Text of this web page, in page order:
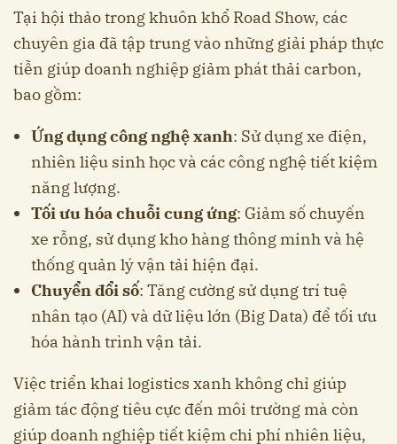
Tại hội thảo trong khuôn khổ Road Show, các
chuyên gia đã tập trung vào những giải pháp thực
tiễn giúp doanh nghiệp giảm phát thải carbon,
bao gồm:
Ứng dụng công nghệ xanh: Sử dụng xe điện,
nhiên liệu sinh học và các công nghệ tiết kiệm
năng lượng.
Tối ưu hóa chuỗi cung ứng: Giảm số chuyến
xe rỗng, sử dụng kho hàng thông minh và hệ
thống quản lý vận tải hiện đại.
Chuyển đổi số: Tăng cường sử dụng trí tuệ
nhân tạo (AI) và dữ liệu lớn (Big Data) để tối ưu
hóa hành trình vận tải.
Việc triển khai logistics xanh không chỉ giúp
giảm tác động tiêu cực đến môi trường mà còn
giúp doanh nghiệp tiết kiệm chi phí nhiên liệu,